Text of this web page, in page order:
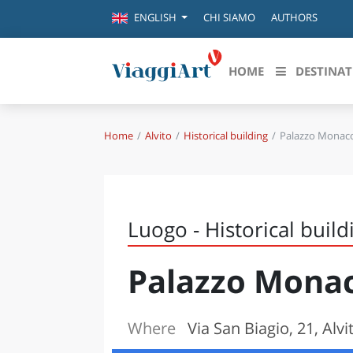
ENGLISH CHI SIAMO AUTHORS
HOME
Destinazioni in evidenza
FIRENZE
NAPOLI
BOLOGNA
LA SILA
IL SALENTO
Home Alvito Historical building Palazzo
Luogo - Historical
Palazzo
Where Via San Biagio, 21,